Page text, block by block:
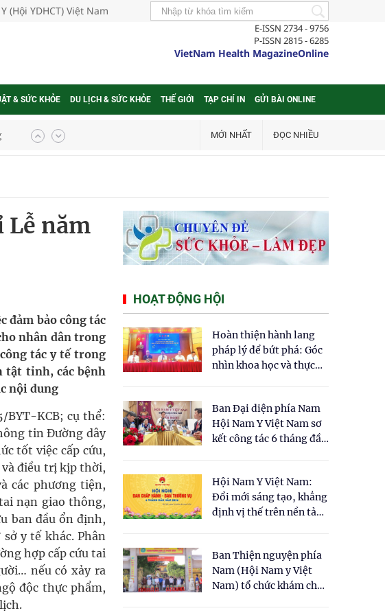
YDHCT) Việt Nam
E-ISSN 2734 - 9756
P-ISSN 2815 - 6285
VietNam Health MagazineOnline
& SỨC KHỎE DU LỊCH & SỨC KHỎE THẾ GIỚI TẠP CHÍ IN GỬI BÀI ONLINE
MỚI NHẤT ĐỌC NHIỀU
Lễ năm
đảm bảo công tác
nhân dân trong
tác y tế trong
tật tỉnh, các bệnh
nội dung
BYT-KCB; cụ thể:
tin Đường dây
tốt việc cấp cứu,
và điều trị kịp thời,
các phương tiện,
nạn giao thông,
ban đầu ổn định,
y tế khác. Phân
hợp cấp cứu tai
nếu có xảy ra
độc thực phẩm,
HOẠT ĐỘNG HỘI
Hoàn thiện hành lang
pháp lý để bứt phá: Góc
nhìn khoa học và thực
cho Luật Y dược cổ
truyền Việt Nam"
Ban Đại diện phía Nam
Hội Nam Y Việt Nam sơ
kết công tác 6 tháng đầu
Hội Nam Y Việt Nam:
Đổi mới sáng tạo, khẳng
định vị thế trên nền tảng
Ban Thiện nguyện phía
Nam (Hội Nam y Việt
Nam) tổ chức khám chữa